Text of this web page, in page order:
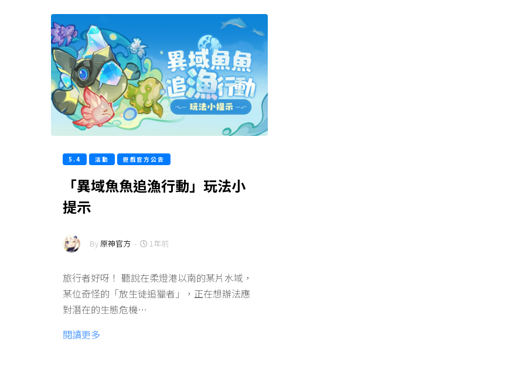
5.4 活動 遊戲官方公告
「異域魚魚追漁行動」玩法小
提示
By原神官方 - 1年前
旅行者好呀！ 聽說在柔燈港以南的某片水域，
某位奇怪的「放生徒追獵者」，正在想辦法應
對潛在的生態危機…
閱讀更多